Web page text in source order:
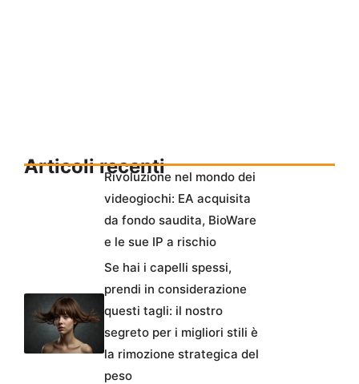
Articoli recentiRivoluzione nel mondo dei
videogiochi: EA acquisita
da fondo saudita, BioWare
e le sue IP a rischio
Se hai i capelli spessi,
prendi in considerazione
questi tagli: il nostro
segreto per i migliori stili è
la rimozione strategica del
peso